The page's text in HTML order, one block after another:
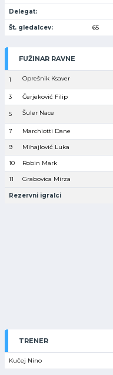
Delegat:
Št. gledalcev: 65
FUŽINAR RAVNE
1 Oprešnik Ksaver
3 Čerjeković Filip
5 Šuler Nace
7 Marchiotti Dane
9 Mihajlović Luka
10 Robin Mark
11 Grabovica Mirza
Rezervni igralci
TRENER
Kučej Nino